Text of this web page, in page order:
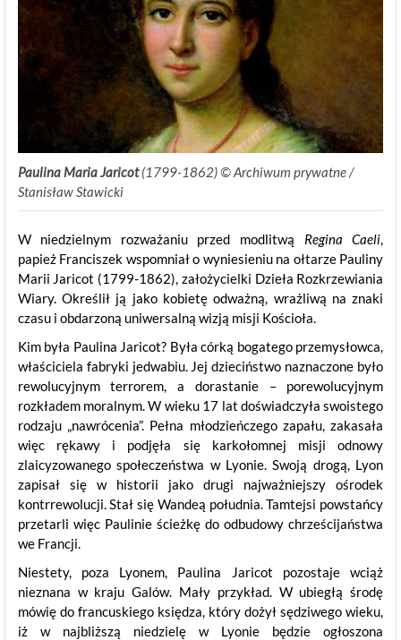
Paulina Maria Jaricot(1799-1862) © Archiwum prywatne /
Stanisław Stawicki
W niedzielnym rozważaniu przed modlitwą Regina Caeli,
papież Franciszek wspomniał o wyniesieniu na ołtarze Pauliny
Marii Jaricot (1799-1862), założycielki Dzieła Rozkrzewiania
Wiary. Określił ją jako kobietę odważną, wrażliwą na znaki
czasu i obdarzoną uniwersalną wizją misji Kościoła.
Kim była Paulina Jaricot? Była córką bogatego przemysłowca,
właściciela fabryki jedwabiu. Jej dzieciństwo naznaczone było
rewolucyjnym terrorem, a dorastanie – porewolucyjnym
rozkładem moralnym. W wieku 17 lat doświadczyła swoistego
rodzaju „nawrócenia”. Pełna młodzieńczego zapału, zakasała
więc rękawy i podjęła się karkołomnej misji odnowy
zlaicyzowanego społeczeństwa w Lyonie. Swoją drogą, Lyon
zapisał się w historii jako drugi najważniejszy ośrodek
kontrrewolucji. Stał się Wandeą południa. Tamtejsi powstańcy
przetarli więc Paulinie ścieżkę do odbudowy chrześcijaństwa
we Francji.
Niestety, poza Lyonem, Paulina Jaricot pozostaje wciąż
nieznana w kraju Galów. Mały przykład. W ubiegłą środę
mówię do francuskiego księdza, który dożył sędziwego wieku,
iż w najbliższą niedzielę w Lyonie będzie ogłoszona